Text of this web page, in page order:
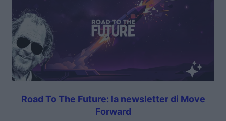
Road To The Future: la newsletter di Move
Forward